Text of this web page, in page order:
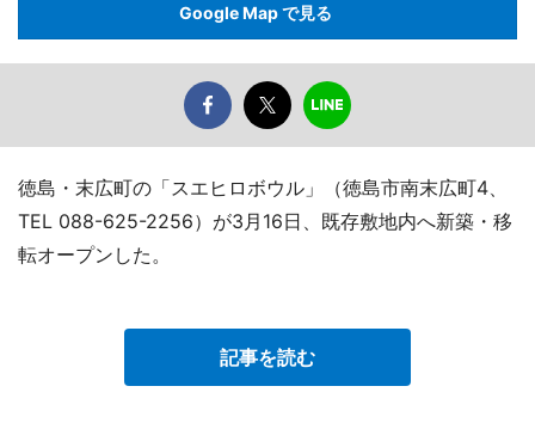
Google Map で見る
徳島・末広町の「スエヒロボウル」（徳島市南末広町4、
TEL 088-625-2256）が3月16日、既存敷地内へ新築・移
転オープンした。
記事を読む